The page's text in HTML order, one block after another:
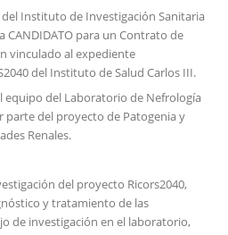
Instituto de Investigación Sanitaria
CANDIDATO para un Contrato de
vinculado al expediente
del Instituto de Salud Carlos III.
equipo del Laboratorio de Nefrología
parte del proyecto de Patogenia y
Renales.
del proyecto Ricors2040,
y tratamiento de las
de investigación en el laboratorio,